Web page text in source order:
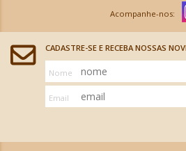
CADASTRE-SE E RECEBA NOSSAS
Nome
Email